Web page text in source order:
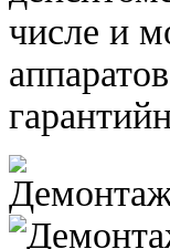
числе и